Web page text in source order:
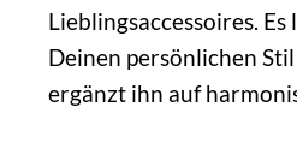
Lieblingsaccessoires.
Deinen persönlichen
ergänzt ihn auf